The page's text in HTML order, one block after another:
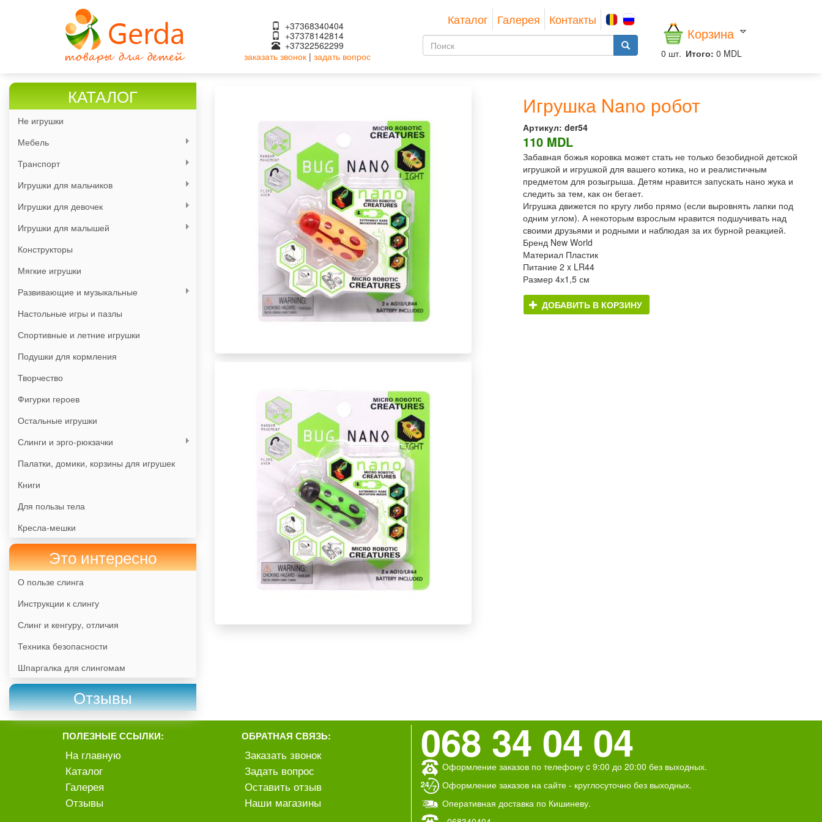
+37368340404
+37378142814
+37322562299
заказать звонок| задать вопрос
Каталог Галерея Контакты
Форма Корзина
0 шт. Итого: 0 MDL
КАТАЛОГ
Не игрушки
Мебель
Транспорт
Игрушки для мальчиков
Игрушки для девочек
Игрушки для малышей
Конструкторы
Мягкие игрушки
Развивающие и музыкальные
Настольные игры и пазлы
Спортивные и летние игрушки
Подушки для кормления
Творчество
Фигурки героев
Остальные игрушки
Слинги и эрго-рюкзачки
Палатки, домики, корзины для игрушек
Книги
Для пользы тела
Кресла-мешки
Это интересно
О пользе слинга
Инструкции к слингу
Слинг и кенгуру, отличия
Техника безопасности
Шпаргалка для слингомам
Отзывы
Игрушка Nano робот
Артикул: der54
110 MDL
Забавная божья коровка может стать не только безобидной детской
игрушкой и игрушкой для вашего котика, но и реалистичным
предметом для розыгрыша. Детям нравится запускать нано жука и
следить за тем, как он бегает.
Игрушка движется по кругу либо прямо (если выровнять лапки под
одним углом). А некоторым взрослым нравится подшучивать над
своими друзьями и родными и наблюдая за их бурной реакцией.
Бренд New World
Материал Пластик
Питание 2 x LR44
Размер 4х1,5 см
ДОБАВИТЬ В КОРЗИНУ
ПОЛЕЗНЫЕ ССЫЛКИ:
На главную
Каталог
Галерея
Отзывы
ОБРАТНАЯ СВЯЗЬ:
Заказать звонок
Задать вопрос
Оставить отзыв
Наши магазины
068 34 04 04
Оформление заказов по телефону c 9:00 до 20:00 без выходных.
Оформление заказов на сайте - круглосуточно без выходных.
Оперативная доставка по Кишиневу.